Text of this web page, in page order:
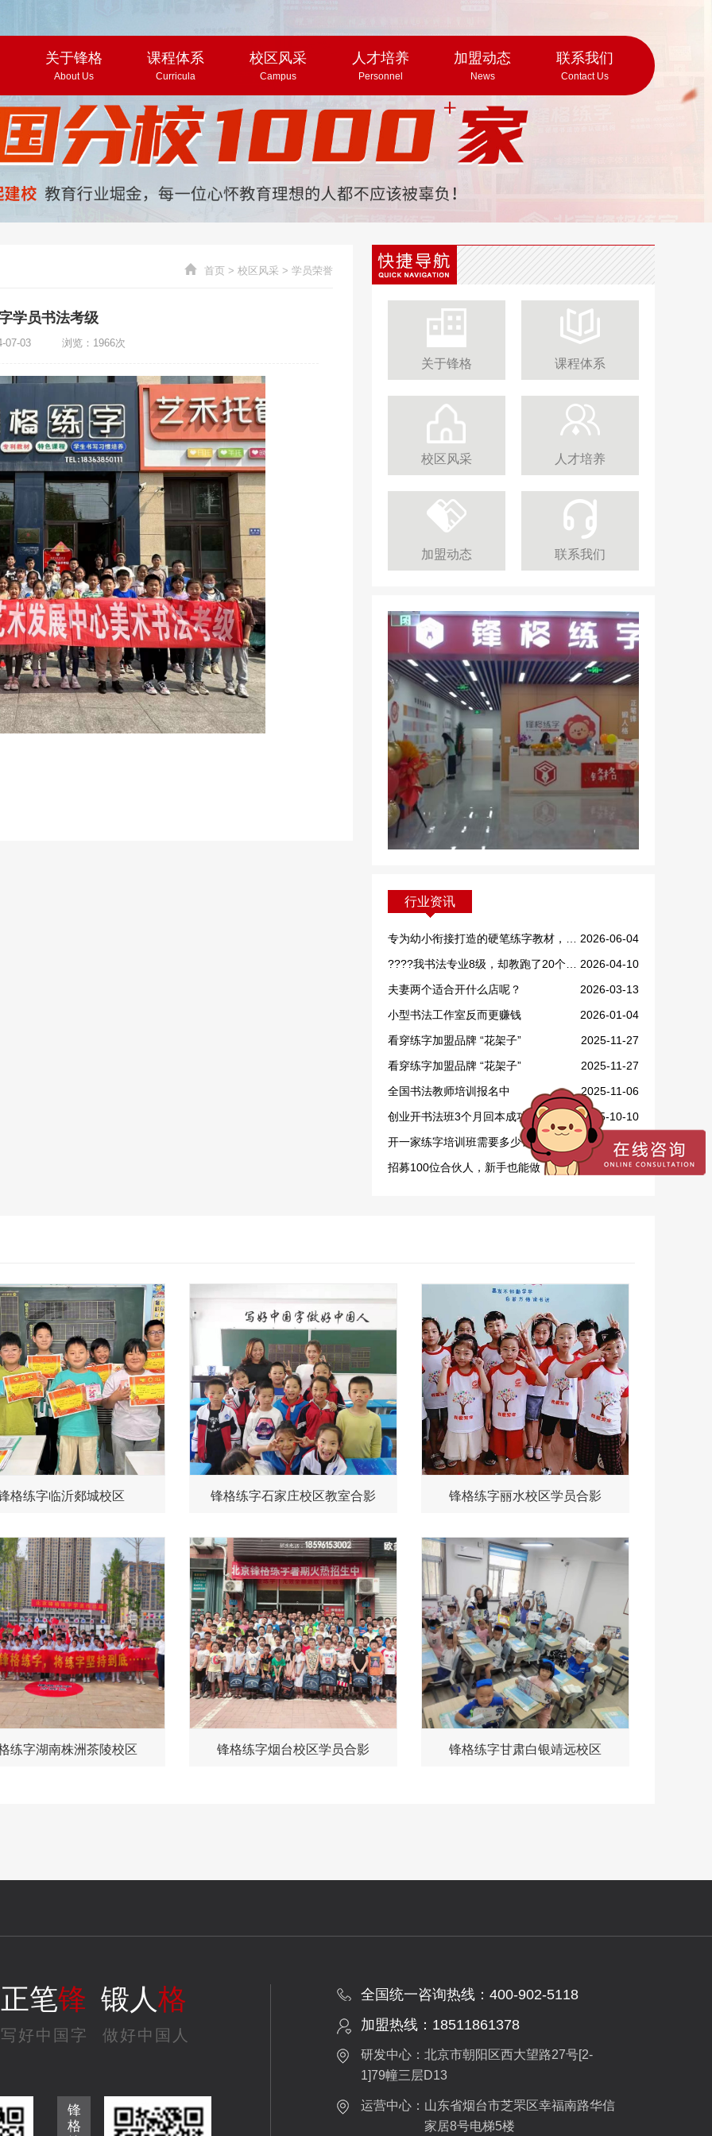
关于锋格
About Us
课程体系
Curricula
校区风采
Campus
人才培养
Personnel
加盟动态
News
联系我们
Contact Us
关于锋格 课程体系
校区风采 人才培养
加盟动态 联系我们
行业资讯
专为幼小衔接打造的硬笔练字教材，重磅上线！ 2026-06-04
????我书法专业8级，却教跑了20个学生！ 2026-04-10
夫妻两个适合开什么店呢？
2026-03-13
小型书法工作室反而更赚钱
2026-01-04
看穿练字加盟品牌 “花架子”
2025-11-27
看穿练字加盟品牌 “花架子”
2025-11-27
全国书法教师培训报名中
2025-11-06
创业开书法班3个月回本成功案例
2025-10-10
开一家练字培训班需要多少钱？
2025-09-28
招募100位合伙人，新手也能做！
2025-09-16
首页 > 校区风采 > 学员荣誉
学员书法考级
07-03 浏览：1966次
格练字临沂郯城校区 锋格练字石家庄校区教室合影 锋格练字丽水校区学员合影
练字湖南株洲茶陵校区 锋格练字烟台校区学员合影 锋格练字甘肃白银靖远校区
正笔锋 锻人格
写好中国字 做好中国人
锋
格
全国统一咨询热线：400-902-5118
加盟热线：18511861378
研发中心：北京市朝阳区西大望路27号[2-
1]79幢三层D13
运营中心： 山东省烟台市芝罘区幸福南路华信
家居8号电梯5楼